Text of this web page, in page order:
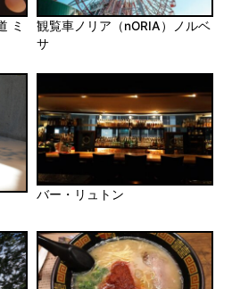
ミ
観覧車ノリア（nORIA）ノルベ
サ
バー・リュトン